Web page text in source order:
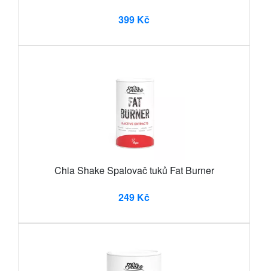
399 Kč
Chia Shake Spalovač tuků Fat Burner
249 Kč